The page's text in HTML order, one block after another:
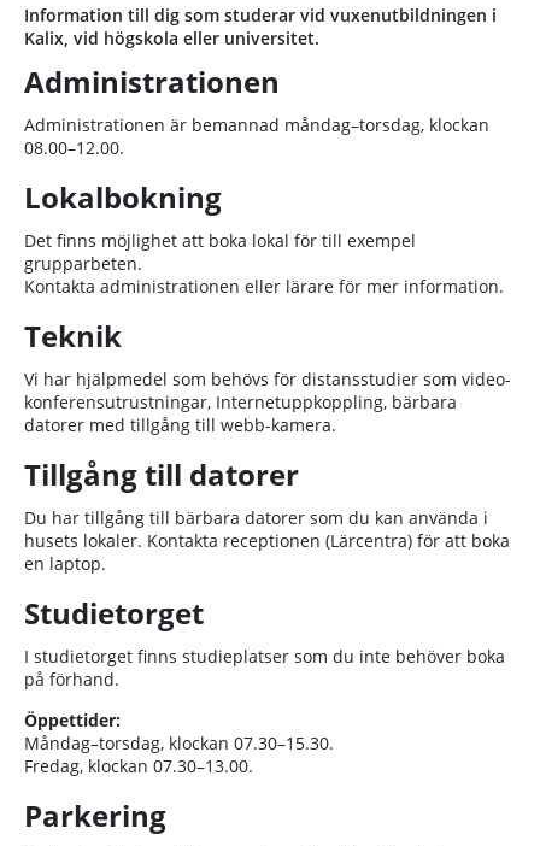
Information till dig som studerar vid vuxenutbildningen i
Kalix, vid högskola eller universitet.
Administrationen
Administrationen är bemannad måndag–torsdag, klockan
08.00–12.00.
Lokalbokning
Det finns möjlighet att boka lokal för till exempel
grupparbeten.
Kontakta administrationen eller lärare för mer information.
Teknik
Vi har hjälpmedel som behövs för distansstudier som video-
konferensutrustningar, Internetuppkoppling, bärbara
datorer med tillgång till webb-kamera.
Tillgång till datorer
Du har tillgång till bärbara datorer som du kan använda i
husets lokaler. Kontakta receptionen (Lärcentra) för att boka
en laptop.
Studietorget
I studietorget finns studieplatser som du inte behöver boka
på förhand.
Öppettider:
Måndag–torsdag, klockan 07.30–15.30.
Fredag, klockan 07.30–13.00.
Parkering